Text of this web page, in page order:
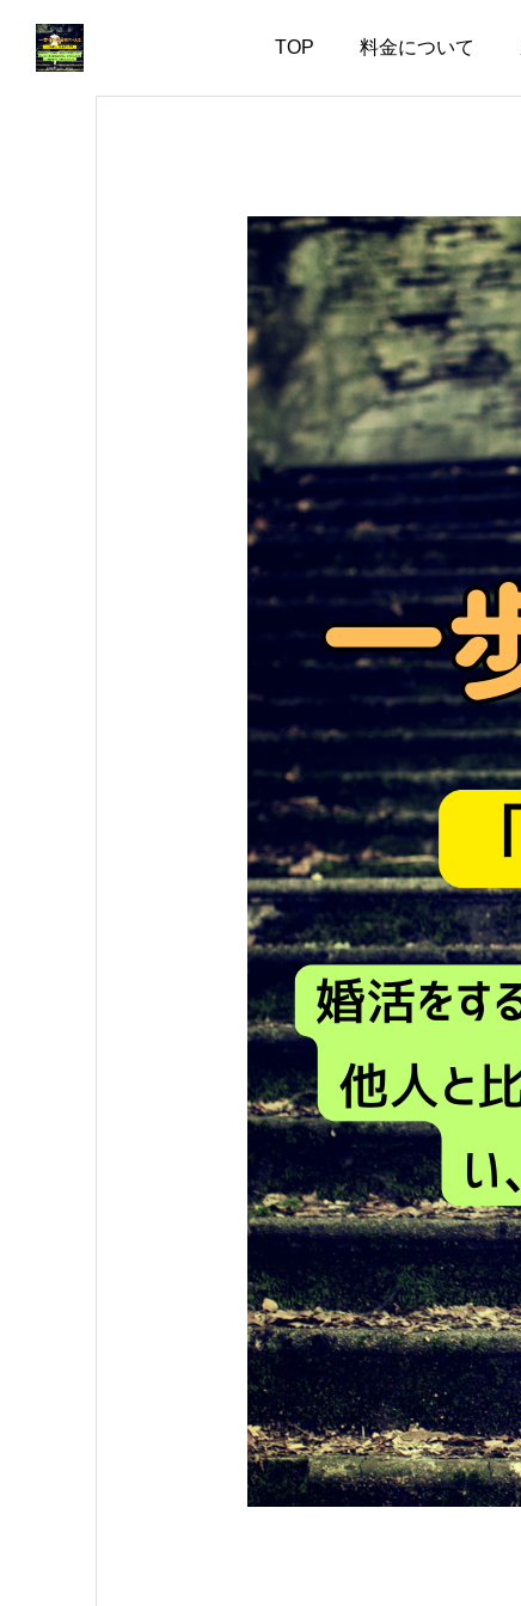
TOP 料金について
お知らせ
失敗した経験がある人ほ
ど、幸せな結婚に近づけ
る
2026.08.04